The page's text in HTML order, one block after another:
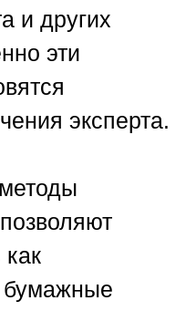
и других
эти
эксперта.